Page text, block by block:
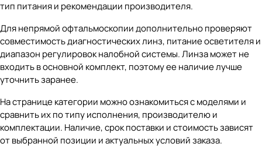
тип питания и рекомендации производителя.
Для непрямой офтальмоскопии дополнительно проверяют
совместимость диагностических линз, питание осветителя и
диапазон регулировок налобной системы. Линза может не
входить в основной комплект, поэтому ее наличие лучше
уточнить заранее.
На странице категории можно ознакомиться с моделями и
сравнить их по типу исполнения, производителю и
комплектации. Наличие, срок поставки и стоимость зависят
от выбранной позиции и актуальных условий заказа.